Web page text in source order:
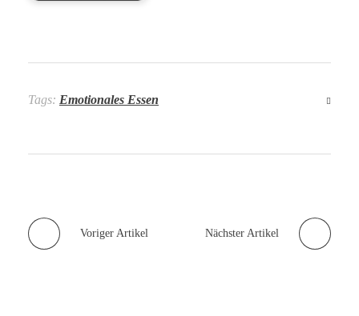
Tags: Emotionales Essen
Voriger Artikel Nächster Artikel